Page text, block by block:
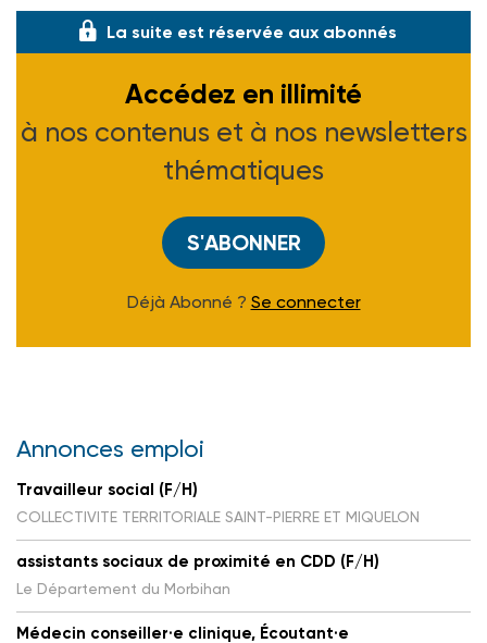
La suite est réservée aux abonnés
Accédez en illimité
à nos contenus et à nos newsletters
thématiques
S'ABONNER
Déjà Abonné ? Se connecter
Annonces emploi
Travailleur social (F/H)
COLLECTIVITE TERRITORIALE SAINT-PIERRE ET MIQUELON
assistants sociaux de proximité en CDD (F/H)
Le Département du Morbihan
Médecin conseiller·e clinique, Écoutant·e